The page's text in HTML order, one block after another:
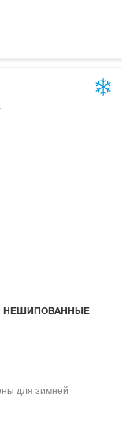
НЕШИПОВАННЫЕ
для зимней